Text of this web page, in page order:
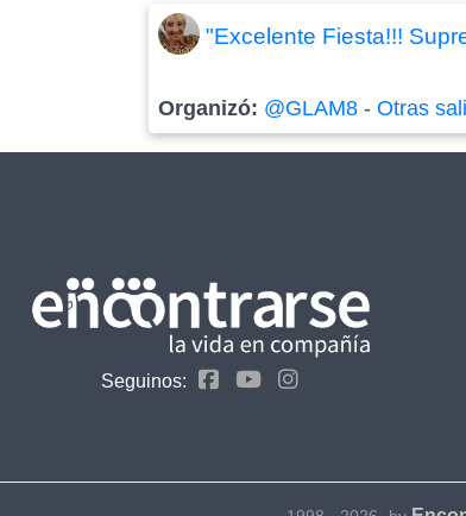
"Excelente Fiesta!!!
Organizó: @GLAM8 -Otras
Seguinos: